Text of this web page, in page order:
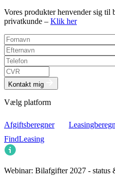
Vores produkter henvender sig til
privatkunde – Klik her
Kontakt mig
Vælg platform
Afgiftsberegner
FindLeasing
Webinar: Bilafgifter 2027 - status